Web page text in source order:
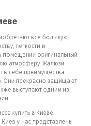
все большую
легкости и
помещении оригинальный
атмосферу. Жалюзи
в себе преимущества
Они прекрасно защищают
выступают одним из
купить в Киеве.
у нас представлены